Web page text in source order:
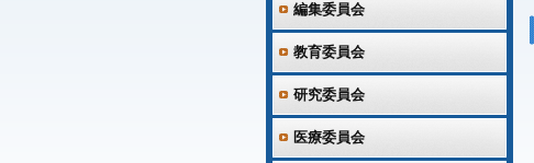
編集委員会
教育委員会
研究委員会
医療委員会